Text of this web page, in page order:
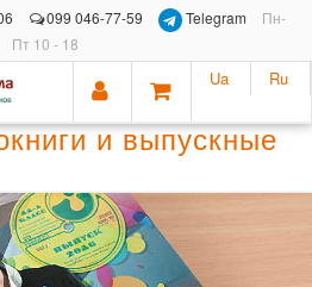
099 046-77-59 Telegram
Пн-
Пт 10 - 18
Ua Ru
и выпускные